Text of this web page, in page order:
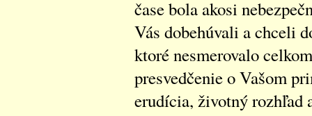
čase bola akosi
Vás dobehúvali a chceli
ktoré nesmerovalo
presvedčenie o Vašom
erudícia, životný rozhľad